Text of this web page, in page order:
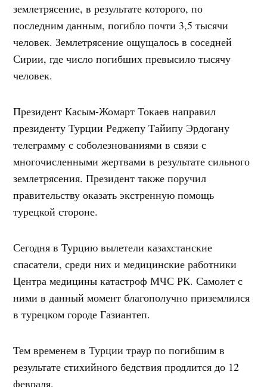
землетрясение, в результате которого, по
последним данным, погибло почти 3,5 тысячи
человек. Землетрясение ощущалось в соседней
Сирии, где число погибших превысило тысячу
человек.
Президент Касым-Жомарт Токаев направил
президенту Турции Реджепу Тайипу Эрдогану
телеграмму с соболезнованиями в связи с
многочисленными жертвами в результате сильного
землетрясения. Президент также поручил
правительству оказать экстренную помощь
турецкой стороне.
Сегодня в Турцию вылетели казахстанские
спасатели, среди них и медицинские работники
Центра медицины катастроф МЧС РК. Самолет с
ними в данный момент благополучно приземлился
в турецком городе Газиантеп.
Тем временем в Турции траур по погибшим в
результате стихийного бедствия продлится до 12
февраля.